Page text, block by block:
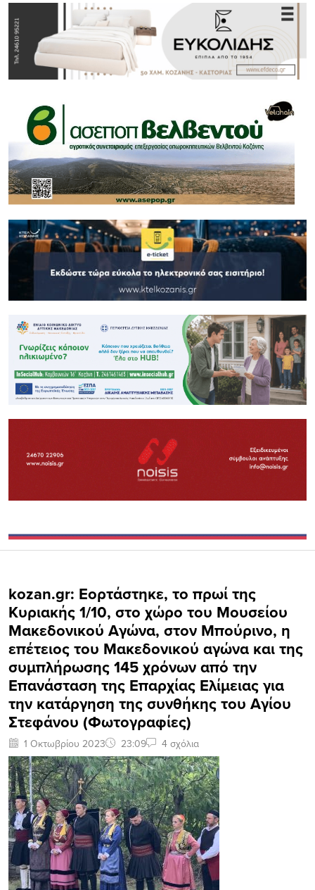
kozan.gr: Εορτάστηκε, το πρωί της
Κυριακής 1/10, στο χώρο του Μουσείου
Μακεδονικού Αγώνα, στον Μπούρινο, η
επέτειος του Μακεδονικού αγώνα και της
συμπλήρωσης 145 χρόνων από την
Επανάσταση της Επαρχίας Ελίμειας για
την κατάργηση της συνθήκης του Αγίου
Στεφάνου (Φωτογραφίες)
1 Οκτωβρίου 2023 23:09 4 σχόλια